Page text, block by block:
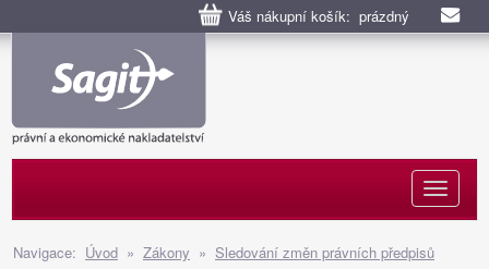
Váš nákupní košík: prázdný
Navigace: Úvod » Zákony » Sledování změn právních předpisů